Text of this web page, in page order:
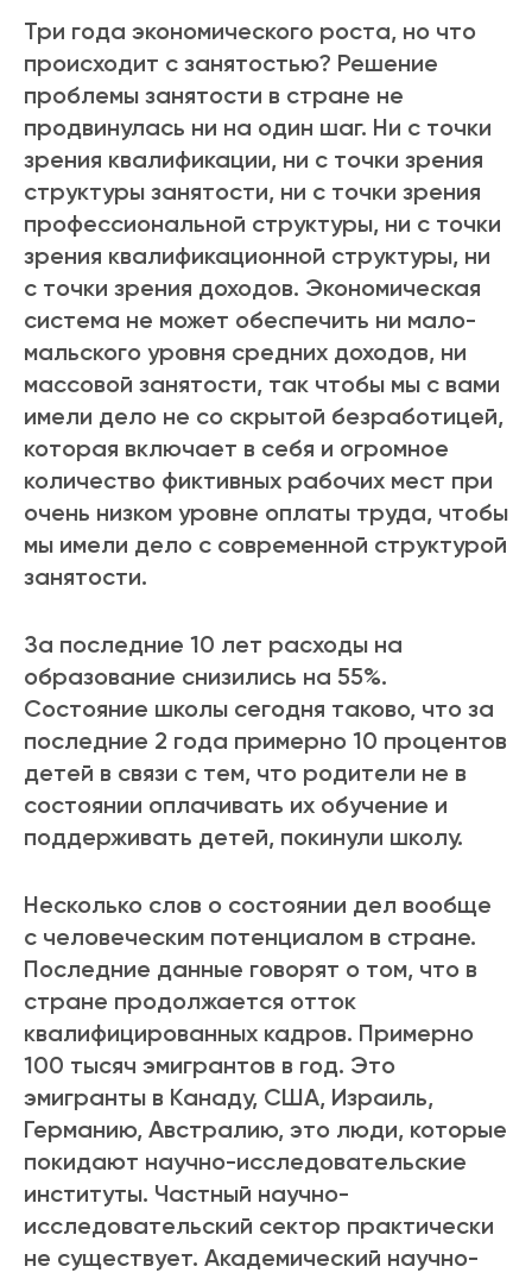
Три года экономического роста, но что
происходит с занятостью? Решение
проблемы занятости в стране не
продвинулась ни на один шаг. Ни с точки
зрения квалификации, ни с точки зрения
структуры занятости, ни с точки зрения
профессиональной структуры, ни с точки
зрения квалификационной структуры, ни
с точки зрения доходов. Экономическая
система не может обеспечить ни мало-
мальского уровня средних доходов, ни
массовой занятости, так чтобы мы с вами
имели дело не со скрытой безработицей,
которая включает в себя и огромное
количество фиктивных рабочих мест при
очень низком уровне оплаты труда, чтобы
мы имели дело с современной структурой
занятости.
За последние 10 лет расходы на
образование снизились на 55%.
Состояние школы сегодня таково, что за
последние 2 года примерно 10 процентов
детей в связи с тем, что родители не в
состоянии оплачивать их обучение и
поддерживать детей, покинули школу.
Несколько слов о состоянии дел вообще
с человеческим потенциалом в стране.
Последние данные говорят о том, что в
стране продолжается отток
квалифицированных кадров. Примерно
100 тысяч эмигрантов в год. Это
эмигранты в Канаду, США, Израиль,
Германию, Австралию, это люди, которые
покидают научно-исследовательские
институты. Частный научно-
исследовательский сектор практически
не существует. Академический научно-